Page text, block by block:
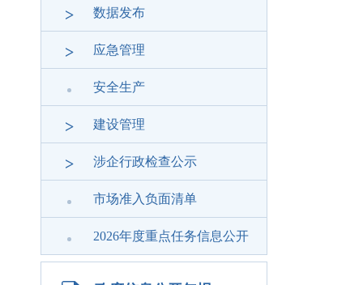
> 数据发布
> 应急管理
安全生产
> 建设管理
> 涉企行政检查公示
市场准入负面清单
2026年度重点任务信息公开